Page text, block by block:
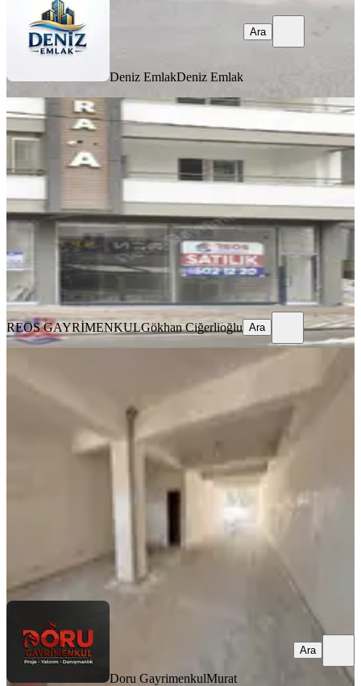
Deniz EmlakDeniz Emlak
Ara
Reos Gayrimenkul'den Mini Hal
Karşı Caddesi Satılık Dükkan
Onikişubat, Şehit Abdullah Çavuş Mahallesi
1 Oda·
17.750.000 ₺
REOS GAYRİMENKULGökhan Ciğerlioğlu
Ara
REOS GAYRİMENKULGökhan Ciğerlioğlu Ara
Doru'dan Tekzen Karşısı Ana Cadde
Üzeri Satılık Sıfır İş Yeri
Onikişubat, Mimar Sinan Mahallesi
1 Oda
Düz Giriş (Zemin)
Murat Zincirkıran
Ara
Doru GayrimenkulMurat
Ara